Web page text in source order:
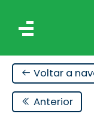
Voltar a
Anterior